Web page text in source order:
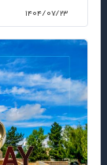
۱۴۰۴/۰۷/۲۳